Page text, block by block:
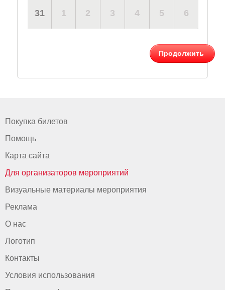
31 1 2 3 4 5 6
Продолжить
Покупка билетов
Помощь
Карта сайта
Для организаторов мероприятий
Визуальные материалы мероприятия
Реклама
О нас
Логотип
Контакты
Условия использования